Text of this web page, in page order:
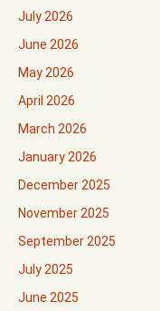
July 2026
June 2026
May 2026
April 2026
March 2026
January 2026
December 2025
November 2025
September 2025
July 2025
June 2025